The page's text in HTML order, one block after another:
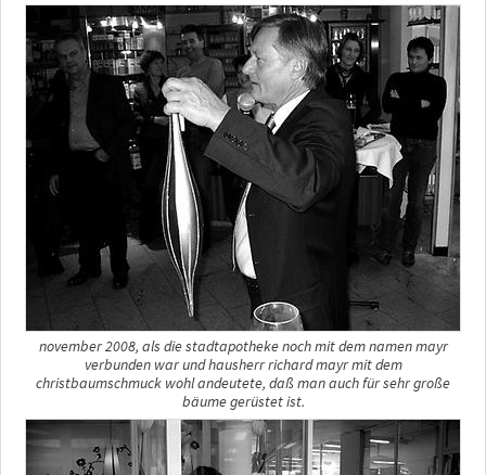
november 2008, als die stadtapotheke noch mit dem namen mayr
verbunden war und hausherr richard mayr mit dem
christbaumschmuck wohl andeutete, daß man auch für sehr große
bäume gerüstet ist.